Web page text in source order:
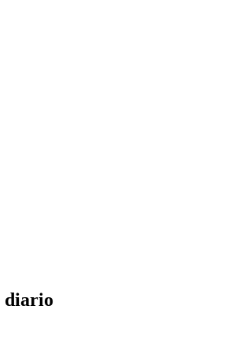
diario